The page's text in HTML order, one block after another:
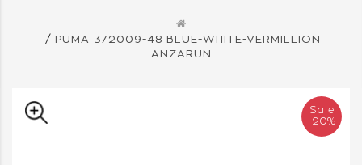
PUMA 372009-48 BLUE-WHITE-VERMILLION
ANZARUN
Sale
-20%